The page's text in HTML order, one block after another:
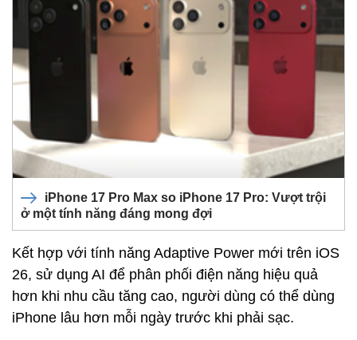
iPhone 17 Pro Max so iPhone 17 Pro: Vượt trội
ở một tính năng đáng mong đợi
Kết hợp với tính năng Adaptive Power mới trên iOS
26, sử dụng AI để phân phối điện năng hiệu quả
hơn khi nhu cầu tăng cao, người dùng có thể dùng
iPhone lâu hơn mỗi ngày trước khi phải sạc.